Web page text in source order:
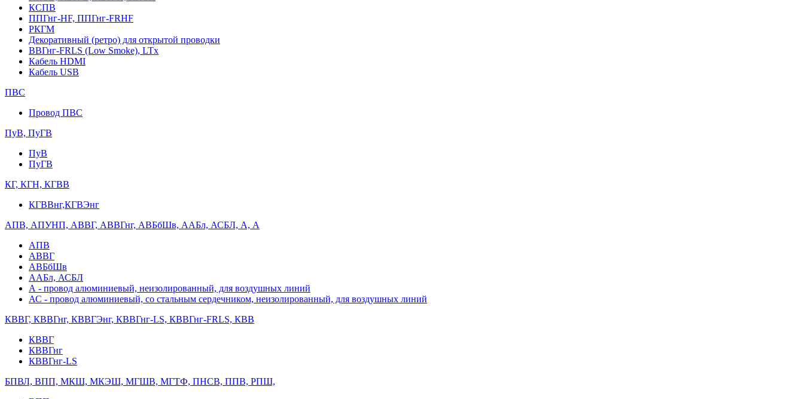
КСПВ
ППГнг-HF, ППГнг-FRHF
РКГМ
Декоративный (ретро) для открытой проводки
ВВГнг-FRLS (Low Smoke), LTx
Кабель HDMI
Кабель USB
ПВС
Провод ПВС
ПуВ, ПуГВ
ПуВ
ПуГВ
КГ, КГН, КГВВ
КГВВнг,КГВЭнг
АПВ, АПУНП, АВВГ, АВВГнг, АВБбШв, ААБл, АСБЛ, А, А
АПВ
АВВГ
АВБбШв
ААБл, АСБЛ
А - провод алюминиевый, неизолированный, для воздушных линий
АС - провод алюминиевый, со стальным сердечником, неизолированный, для воздушных линий
КВВГ, КВВГнг, КВВГЭнг, КВВГнг-LS, КВВГнг-FRLS, КВВ
КВВГ
КВВГнг
КВВГнг-LS
БПВЛ, ВПП, МКШ, МКЭШ, МГШВ, МГТФ, ПНСВ, ППВ, РПШ,